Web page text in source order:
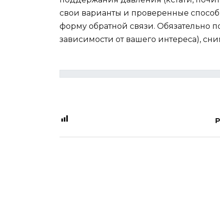
свои варианты и проверенные
форму обратной связи. Обязательно
зависимости от вашего интереса),